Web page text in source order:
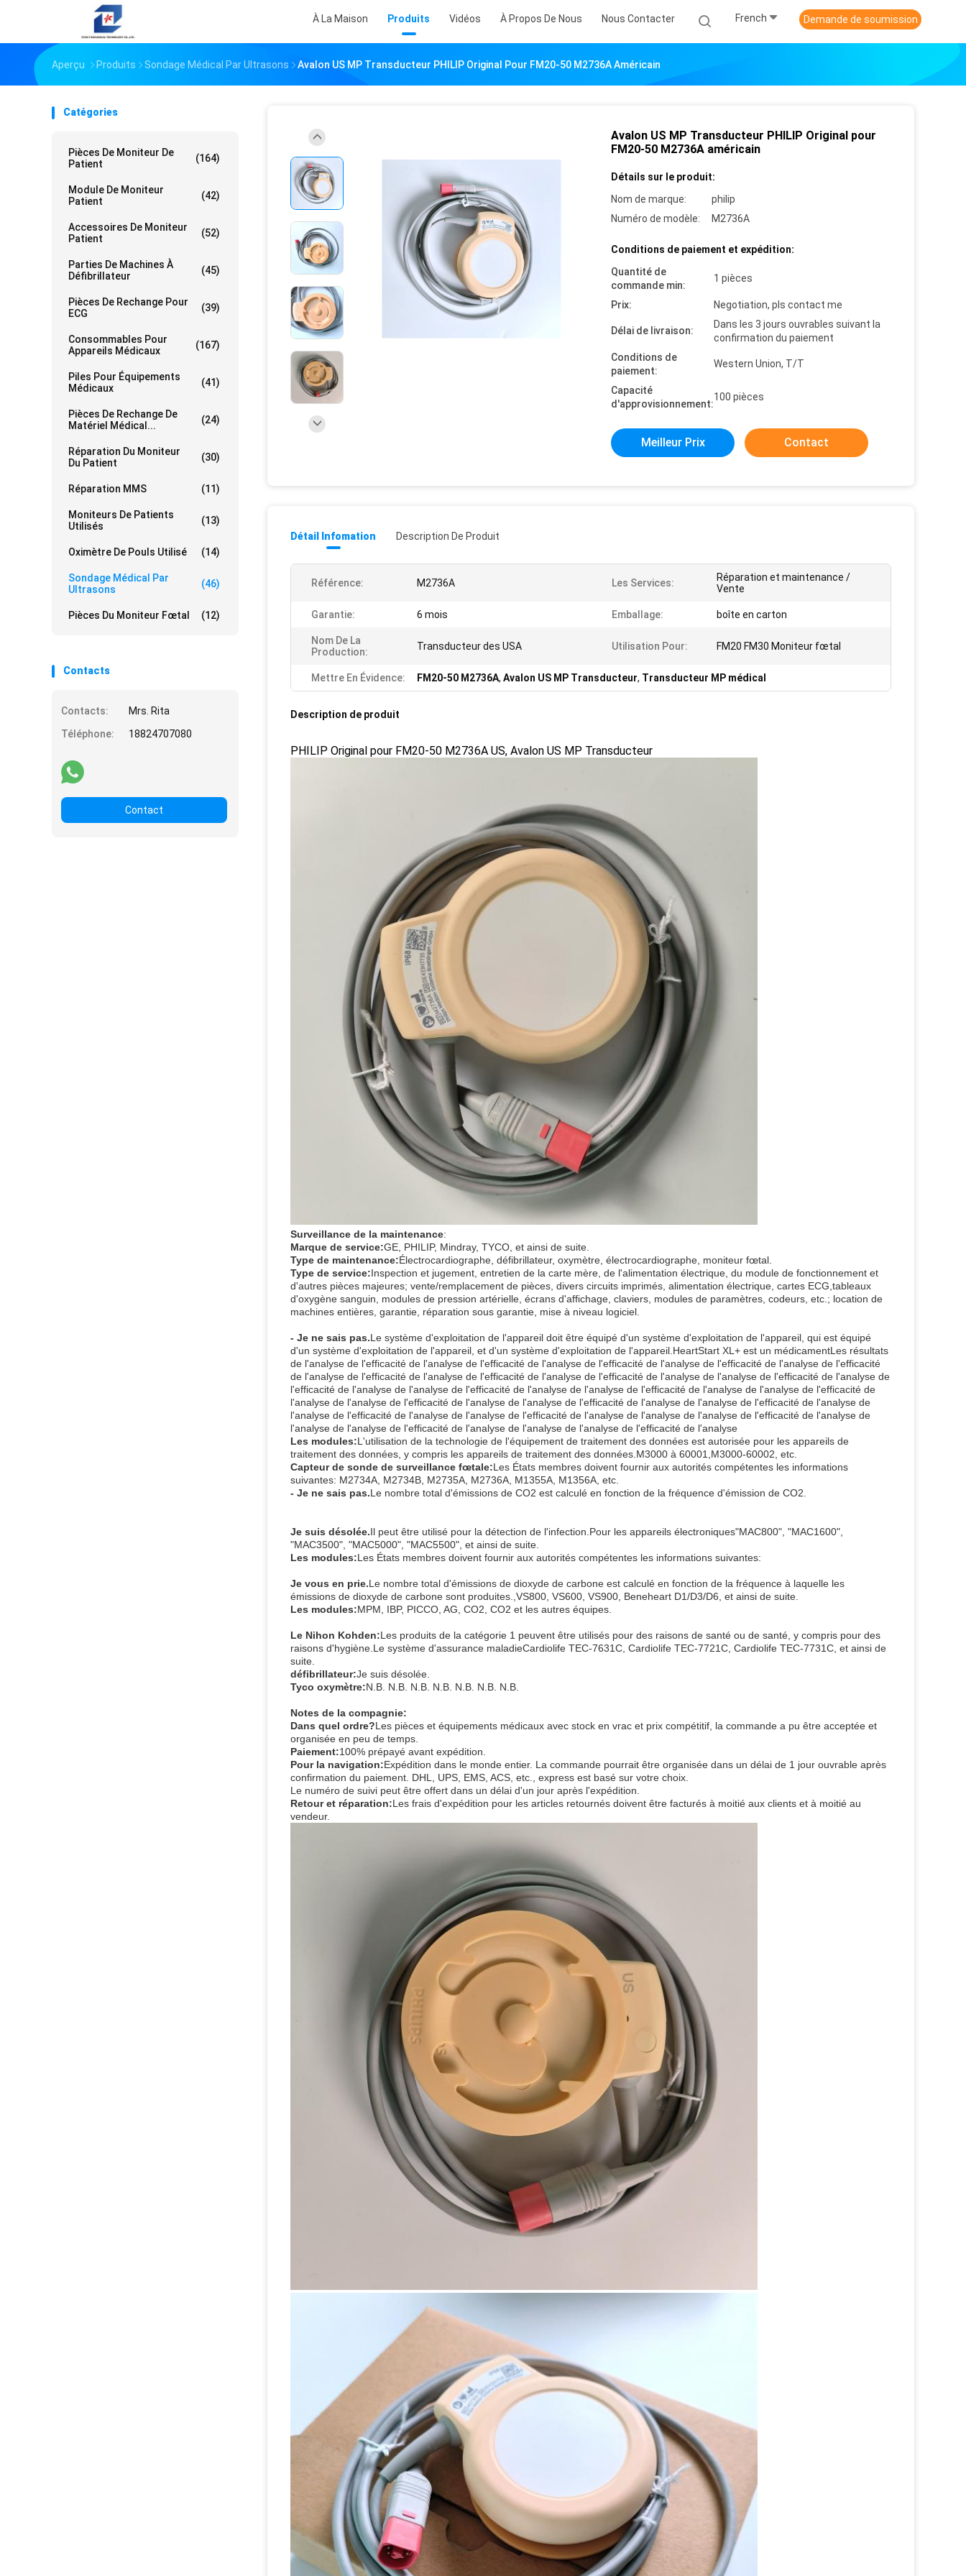
À La Maison Produits Vidéos À Propos De Nous Nous Contacter French Demande de soumission
Aperçu Produits Sondage Médical Par Ultrasons Avalon US MP Transducteur PHILIP Original Pour FM20-50 M2736A Américain
Catégories
Pièces De Moniteur De
Patient
(164)
Module De Moniteur
Patient
(42)
Accessoires De Moniteur
Patient
(52)
Parties De Machines À
Défibrillateur
(45)
Pièces De Rechange Pour
ECG
(39)
Consommables Pour
Appareils Médicaux
(167)
Piles Pour Équipements
Médicaux
(41)
Pièces De Rechange De
Matériel Médical...
(24)
Réparation Du Moniteur
Du Patient
(30)
Réparation MMS (11)
Moniteurs De Patients
Utilisés
(13)
Oximètre De Pouls Utilisé (14)
Sondage Médical Par
Ultrasons
(46)
Pièces Du Moniteur Fœtal (12)
Contacts
Contacts:
Mrs. Rita
Téléphone:
18824707080
Contact
Avalon US MP Transducteur PHILIP Original pour
FM20-50 M2736A américain
Détails sur le produit:
Nom de marque:
philip
Numéro de modèle:
M2736A
Conditions de paiement et expédition:
Quantité de
commande min:
1 pièces
Prix: Negotiation, pls contact me
Délai de livraison:
Dans les 3 jours ouvrables suivant la
confirmation du paiement
Conditions de
paiement:
Western Union, T/T
Capacité
d'approvisionnement:
100 pièces
Meilleur Prix Contact
Détail Infomation Description De Produit
Référence: M2736A Les Services:
Réparation et maintenance /
Vente
Garantie: 6 mois Emballage: boîte en carton
Nom De La
Production:
Transducteur des USA Utilisation Pour: FM20 FM30 Moniteur fœtal
Mettre En Évidence: FM20-50 M2736A, Avalon US MP Transducteur, Transducteur MP médical
Description de produit
PHILIP Original pour FM20-50 M2736A US, Avalon US MP Transducteur
Surveillance de la maintenance:
Marque de service:GE, PHILIP, Mindray, TYCO, et ainsi de suite.
Type de maintenance:Électrocardiographe, défibrillateur, oxymètre, électrocardiographe, moniteur fœtal.
Type de service:Inspection et jugement, entretien de la carte mère, de l'alimentation électrique, du module de fonctionnement et
d'autres pièces majeures; vente/remplacement de pièces, divers circuits imprimés, alimentation électrique, cartes ECG,tableaux
d'oxygène sanguin, modules de pression artérielle, écrans d'affichage, claviers, modules de paramètres, codeurs, etc.; location de
machines entières, garantie, réparation sous garantie, mise à niveau logiciel.
- Je ne sais pas.Le système d'exploitation de l'appareil doit être équipé d'un système d'exploitation de l'appareil, qui est équipé
d'un système d'exploitation de l'appareil, et d'un système d'exploitation de l'appareil.HeartStart XL+ est un médicamentLes résultats
de l'analyse de l'efficacité de l'analyse de l'efficacité de l'analyse de l'efficacité de l'analyse de l'efficacité de l'analyse de l'efficacité
de l'analyse de l'efficacité de l'analyse de l'efficacité de l'analyse de l'efficacité de l'analyse de l'analyse de l'efficacité de l'analyse de
l'efficacité de l'analyse de l'analyse de l'efficacité de l'analyse de l'analyse de l'efficacité de l'analyse de l'analyse de l'efficacité de
l'analyse de l'analyse de l'efficacité de l'analyse de l'analyse de l'efficacité de l'analyse de l'analyse de l'efficacité de l'analyse de
l'analyse de l'efficacité de l'analyse de l'analyse de l'efficacité de l'analyse de l'analyse de l'analyse de l'efficacité de l'analyse de
l'analyse de l'analyse de l'efficacité de l'analyse de l'analyse de l'analyse de l'efficacité de l'analyse
Les modules:L'utilisation de la technologie de l'équipement de traitement des données est autorisée pour les appareils de
traitement des données, y compris les appareils de traitement des données.M3000 à 60001,M3000-60002, etc.
Capteur de sonde de surveillance fœtale:Les États membres doivent fournir aux autorités compétentes les informations
suivantes: M2734A, M2734B, M2735A, M2736A, M1355A, M1356A, etc.
- Je ne sais pas.Le nombre total d'émissions de CO2 est calculé en fonction de la fréquence d'émission de CO2.
Je suis désolée.Il peut être utilisé pour la détection de l'infection.Pour les appareils électroniques"MAC800", "MAC1600",
"MAC3500", "MAC5000", "MAC5500", et ainsi de suite.
Les modules:Les États membres doivent fournir aux autorités compétentes les informations suivantes:
Je vous en prie.Le nombre total d'émissions de dioxyde de carbone est calculé en fonction de la fréquence à laquelle les
émissions de dioxyde de carbone sont produites.,VS800, VS600, VS900, Beneheart D1/D3/D6, et ainsi de suite.
Les modules:MPM, IBP, PICCO, AG, CO2, CO2 et les autres équipes.
Le Nihon Kohden:Les produits de la catégorie 1 peuvent être utilisés pour des raisons de santé ou de santé, y compris pour des
raisons d'hygiène.Le système d'assurance maladieCardiolife TEC-7631C, Cardiolife TEC-7721C, Cardiolife TEC-7731C, et ainsi de
suite.
défibrillateur:Je suis désolée.
Tyco oxymètre:N.B. N.B. N.B. N.B. N.B. N.B. N.B.
Notes de la compagnie:
Dans quel ordre?Les pièces et équipements médicaux avec stock en vrac et prix compétitif, la commande a pu être acceptée et
organisée en peu de temps.
Paiement:100% prépayé avant expédition.
Pour la navigation:Expédition dans le monde entier. La commande pourrait être organisée dans un délai de 1 jour ouvrable après
confirmation du paiement. DHL, UPS, EMS, ACS, etc., express est basé sur votre choix.
Le numéro de suivi peut être offert dans un délai d'un jour après l'expédition.
Retour et réparation:Les frais d'expédition pour les articles retournés doivent être facturés à moitié aux clients et à moitié au
vendeur.